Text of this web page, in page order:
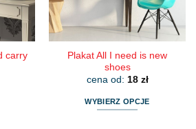
carry
Plakat All I need is new
shoes
cena od: 18 zł
WYBIERZ OPCJE